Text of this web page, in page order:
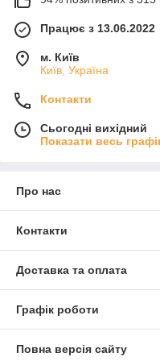
Працює з 13.06.2022
м. Київ
Київ, Україна
Контакти
Сьогодні вихідний
Показати весь
Про нас
Контакти
Доставка та оплата
Графік роботи
Повна версія сайту